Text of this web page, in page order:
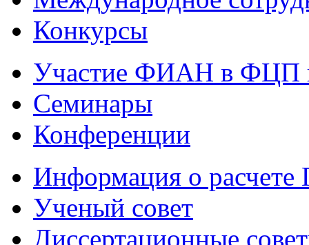
Конкурсы
Участие ФИАН в ФЦП
Семинары
Конференции
Информация о
Ученый совет
Диссертационные